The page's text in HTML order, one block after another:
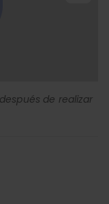
de realizar